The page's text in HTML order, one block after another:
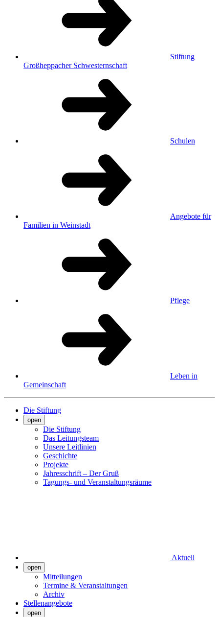
Stiftung
Großheppacher Schwesternschaft
Schulen
Angebote für
Familien in Weinstadt
Pflege
Leben in
Gemeinschaft
Die Stiftung
open
Die Stiftung
Das Leitungsteam
Unsere Leitlinien
Geschichte
Projekte
Jahresschrift – Der Gruß
Tagungs- und Veranstaltungsräume
Aktuell
open
Mitteilungen
Termine & Veranstaltungen
Archiv
Stellenangebote
open